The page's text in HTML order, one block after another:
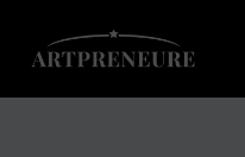
Inhalt
springen